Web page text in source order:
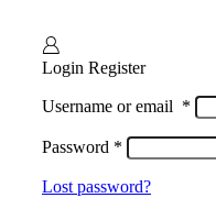
Login Register
Username or email *
Password *
Lost password?